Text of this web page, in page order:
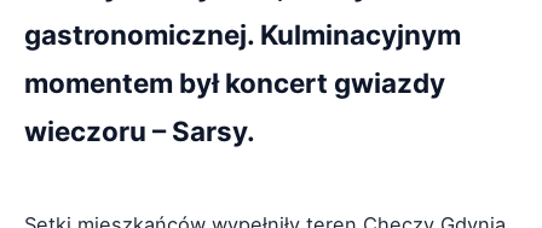
gastronomicznej. Kulminacyjnym
momentem był koncert gwiazdy
wieczoru – Sarsy.